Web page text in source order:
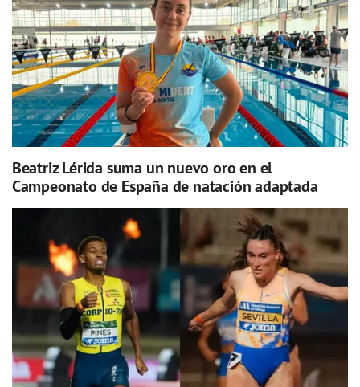
Beatriz Lérida suma un nuevo oro en el
Campeonato de España de natación adaptada